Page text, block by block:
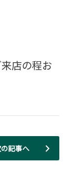
店の程お
記事へ